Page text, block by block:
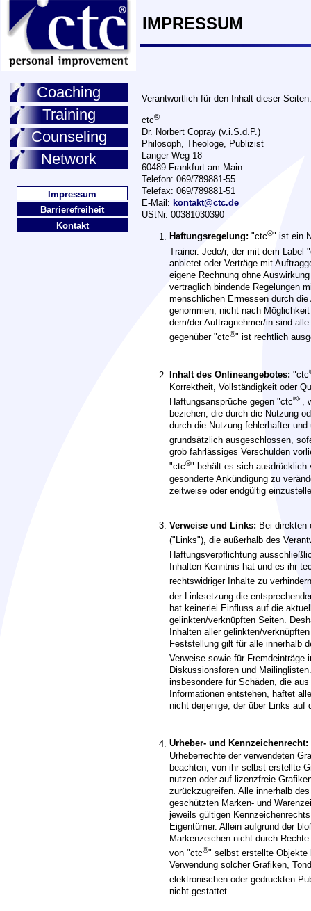
IMPRESSUM
Coaching
Training
Counseling
Network
Impressum
Barrierefreiheit
Kontakt
Verantwortlich für den Inhalt dieser Seiten:
ctc®
Dr. Norbert Copray (v.i.S.d.P.)
Philosoph, Theologe, Publizist
Langer Weg 18
60489 Frankfurt am Main
Telefon: 069/789881-55
Telefax: 069/789881-51
E-Mail: kontakt@ctc.de
UStNr. 00381030390
Haftungsregelung: "ctc®" ist ein
Trainer. Jede/r, der mit dem Label
anbietet oder Verträge mit
eigene Rechnung ohne
vertraglich bindende Regelungen
menschlichen Ermessen durch
genommen, nicht nach
dem/der Auftragnehmer/in sind
gegenüber "ctc®" ist rechtlich
Inhalt des Onlineangebotes: "ctc
Korrektheit, Vollständigkeit oder
Haftungsansprüche gegen "ctc®",
beziehen, die durch die Nutzung
durch die Nutzung fehlerhafter
grundsätzlich ausgeschlossen,
grob fahrlässiges Verschulden
"ctc®" behält es sich ausdrücklich
gesonderte Ankündigung zu
zeitweise oder endgültig
Verweise und Links: Bei direkten
("Links"), die außerhalb des
Haftungsverpflichtung
Inhalten Kenntnis hat und es ihr
rechtswidriger Inhalte zu
der Linksetzung die
hat keinerlei Einfluss auf die
gelinkten/verknüpften Seiten.
Inhalten aller gelinkten/
Feststellung gilt für alle innerhalb
Verweise sowie für Fremdeinträge
Diskussionsforen und
insbesondere für Schäden, die
Informationen entstehen, haftet
nicht derjenige, der über Links auf
Urheber- und Kennzeichenrecht:
Urheberrechte der verwendeten
beachten, von ihr selbst erstellte
nutzen oder auf lizenzfreie
zurückzugreifen. Alle innerhalb
geschützten Marken- und
jeweils gültigen
Eigentümer. Allein aufgrund der
Markenzeichen nicht durch
von "ctc®" selbst erstellte Objekte
Verwendung solcher Grafiken,
elektronischen oder gedruckten
nicht gestattet.